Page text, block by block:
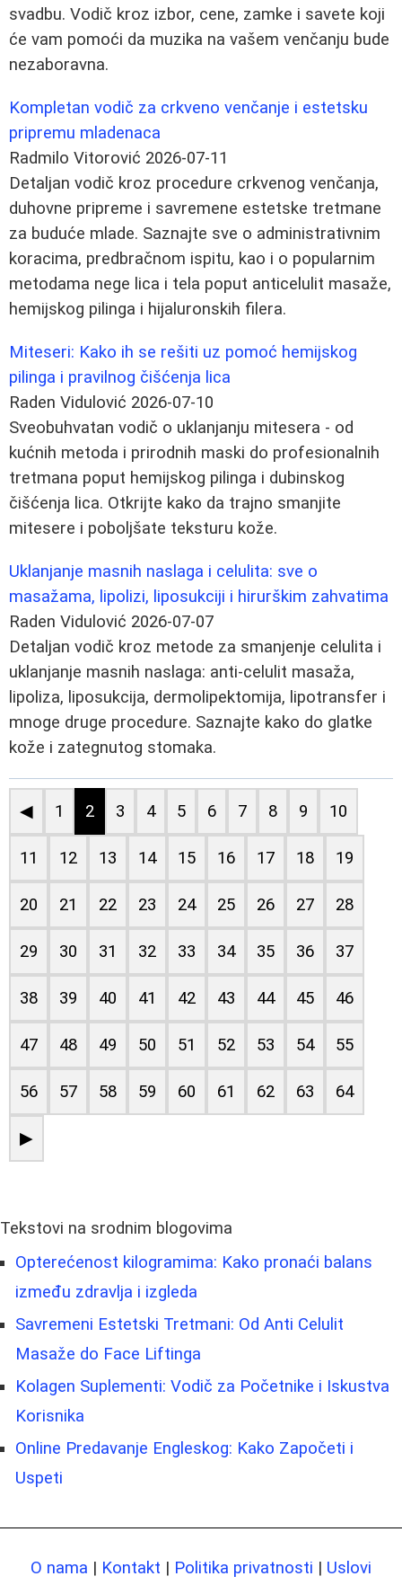
svadbu. Vodič kroz izbor, cene, zamke i savete koji
će vam pomoći da muzika na vašem venčanju bude
nezaboravna.
Kompletan vodič za crkveno venčanje i estetsku
pripremu mladenaca
Radmilo Vitorović 2026-07-11
Detaljan vodič kroz procedure crkvenog venčanja,
duhovne pripreme i savremene estetske tretmane
za buduće mlade. Saznajte sve o administrativnim
koracima, predbračnom ispitu, kao i o popularnim
metodama nege lica i tela poput anticelulit masaže,
hemijskog pilinga i hijaluronskih filera.
Miteseri: Kako ih se rešiti uz pomoć hemijskog
pilinga i pravilnog čišćenja lica
Raden Vidulović 2026-07-10
Sveobuhvatan vodič o uklanjanju mitesera - od
kućnih metoda i prirodnih maski do profesionalnih
tretmana poput hemijskog pilinga i dubinskog
čišćenja lica. Otkrijte kako da trajno smanjite
mitesere i poboljšate teksturu kože.
Uklanjanje masnih naslaga i celulita: sve o
masažama, lipolizi, liposukciji i hirurškim zahvatima
Raden Vidulović 2026-07-07
Detaljan vodič kroz metode za smanjenje celulita i
uklanjanje masnih naslaga: anti-celulit masaža,
lipoliza, liposukcija, dermolipektomija, lipotransfer i
mnoge druge procedure. Saznajte kako do glatke
kože i zategnutog stomaka.
◀ 1 2 3 4 5 6 7 8 9 10
11 12 13 14 15 16 17 18 19
20 21 22 23 24 25 26 27 28
29 30 31 32 33 34 35 36 37
38 39 40 41 42 43 44 45 46
47 48 49 50 51 52 53 54 55
56 57 58 59 60 61 62 63 64
▶
Tekstovi na srodnim blogovima
Opterećenost kilogramima: Kako pronaći balans
između zdravlja i izgleda
Savremeni Estetski Tretmani: Od Anti Celulit
Masaže do Face Liftinga
Kolagen Suplementi: Vodič za Početnike i Iskustva
Korisnika
Online Predavanje Engleskog: Kako Započeti i
Uspeti
O nama | Kontakt | Politika privatnosti | Uslovi